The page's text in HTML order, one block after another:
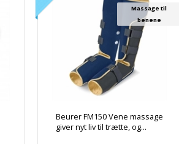
Beurer FM150 Vene massage
giver nyt liv til trætte, og...
Massage til
benene